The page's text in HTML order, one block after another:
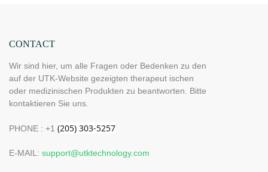
CONTACT
Wir sind hier, um alle Fragen oder Bedenken zu den
auf der UTK-Website gezeigten therapeut ischen
oder medizinischen Produkten zu beantworten. Bitte
kontaktieren Sie uns.
PHONE : +1
E-MAIL: support@utktechnology.com